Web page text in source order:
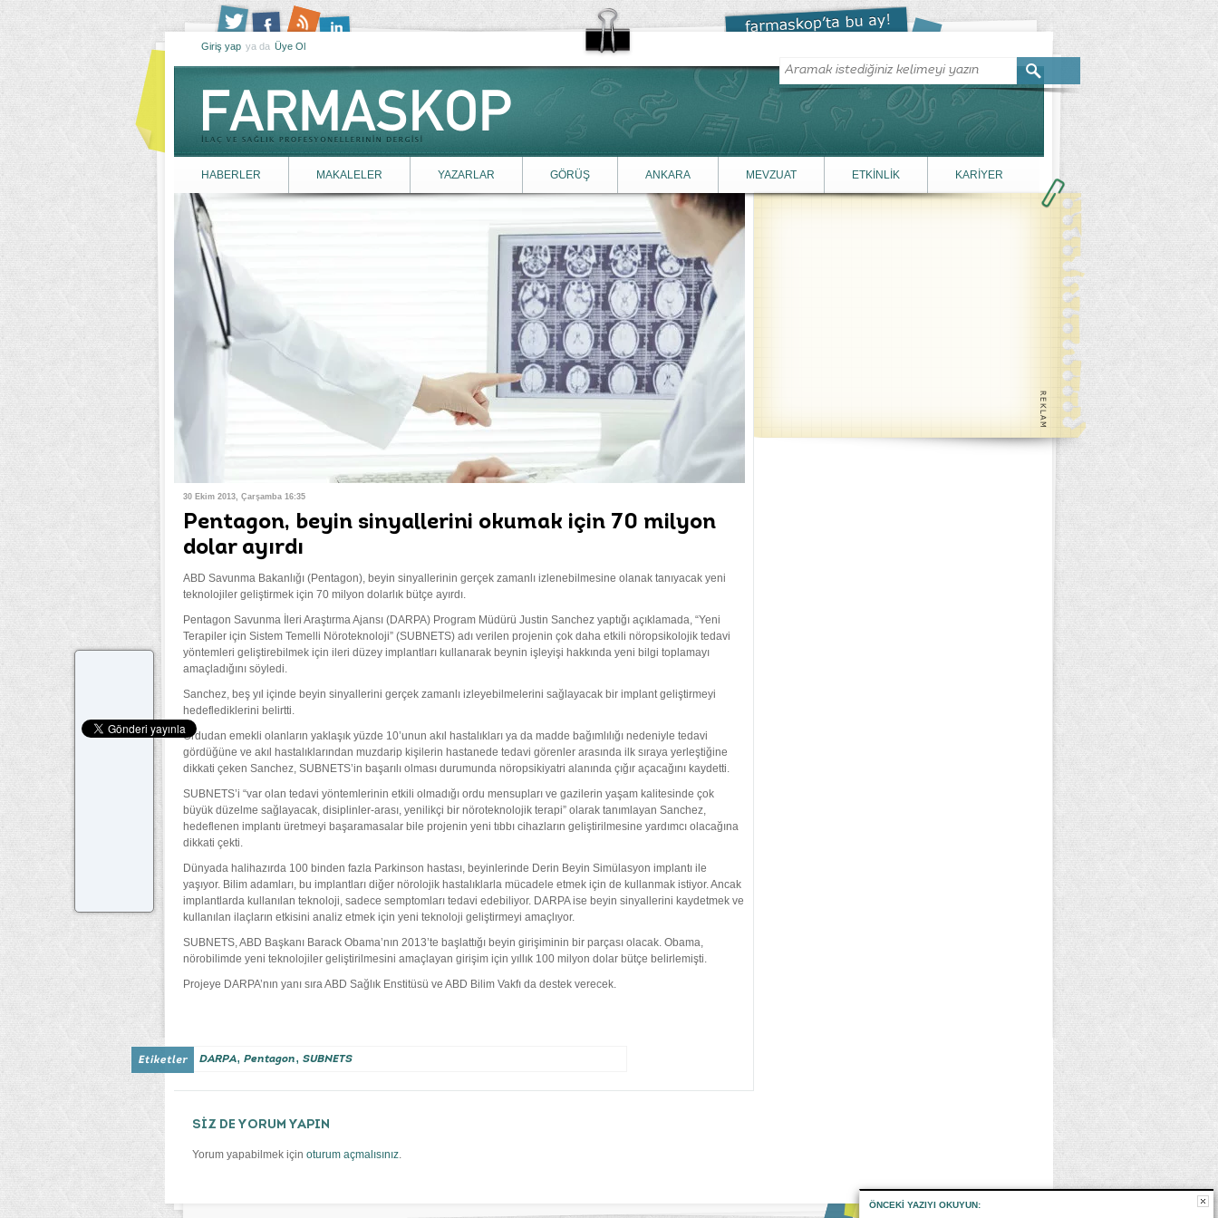
Giriş yap ya da Üye Ol
HABERLER MAKALELER YAZARLAR GÖRÜŞ ANKARA MEVZUAT ETKİNLİK KARİYER
30 Ekim 2013, Çarşamba 16:35
Pentagon, beyin sinyallerini okumak için 70 milyon
dolar ayırdı
ABD Savunma Bakanlığı (Pentagon), beyin sinyallerinin gerçek zamanlı izlenebilmesine olanak tanıyacak yeni
teknolojiler geliştirmek için 70 milyon dolarlık bütçe ayırdı.
Pentagon Savunma İleri Araştırma Ajansı (DARPA) Program Müdürü Justin Sanchez yaptığı açıklamada, “Yeni
Terapiler için Sistem Temelli Nöroteknoloji” (SUBNETS) adı verilen projenin çok daha etkili nöropsikolojik tedavi
yöntemleri geliştirebilmek için ileri düzey implantları kullanarak beynin işleyişi hakkında yeni bilgi toplamayı
amaçladığını söyledi.
Sanchez, beş yıl içinde beyin sinyallerini gerçek zamanlı izleyebilmelerini sağlayacak bir implant geliştirmeyi
hedeflediklerini belirtti.
Ordudan emekli olanların yaklaşık yüzde 10’unun akıl hastalıkları ya da madde bağımlılığı nedeniyle tedavi
gördüğüne ve akıl hastalıklarından muzdarip kişilerin hastanede tedavi görenler arasında ilk sıraya yerleştiğine
dikkati çeken Sanchez, SUBNETS’in başarılı olması durumunda nöropsikiyatri alanında çığır açacağını kaydetti.
SUBNETS’i “var olan tedavi yöntemlerinin etkili olmadığı ordu mensupları ve gazilerin yaşam kalitesinde çok
büyük düzelme sağlayacak, disiplinler-arası, yenilikçi bir nöroteknolojik terapi” olarak tanımlayan Sanchez,
hedeflenen implantı üretmeyi başaramasalar bile projenin yeni tıbbı cihazların geliştirilmesine yardımcı olacağına
dikkati çekti.
Dünyada halihazırda 100 binden fazla Parkinson hastası, beyinlerinde Derin Beyin Simülasyon implantı ile
yaşıyor. Bilim adamları, bu implantları diğer nörolojik hastalıklarla mücadele etmek için de kullanmak istiyor. Ancak
implantlarda kullanılan teknoloji, sadece semptomları tedavi edebiliyor. DARPA ise beyin sinyallerini kaydetmek ve
kullanılan ilaçların etkisini analiz etmek için yeni teknoloji geliştirmeyi amaçlıyor.
SUBNETS, ABD Başkanı Barack Obama’nın 2013’te başlattığı beyin girişiminin bir parçası olacak. Obama,
nörobilimde yeni teknolojiler geliştirilmesini amaçlayan girişim için yıllık 100 milyon dolar bütçe belirlemişti.
Projeye DARPA’nın yanı sıra ABD Sağlık Enstitüsü ve ABD Bilim Vakfı da destek verecek.
DARPA, Pentagon, SUBNETS
SİZ DE YORUM YAPIN
Yorum yapabilmek için oturum açmalısınız.
ÖNCEKI YAZIYI OKUYUN: